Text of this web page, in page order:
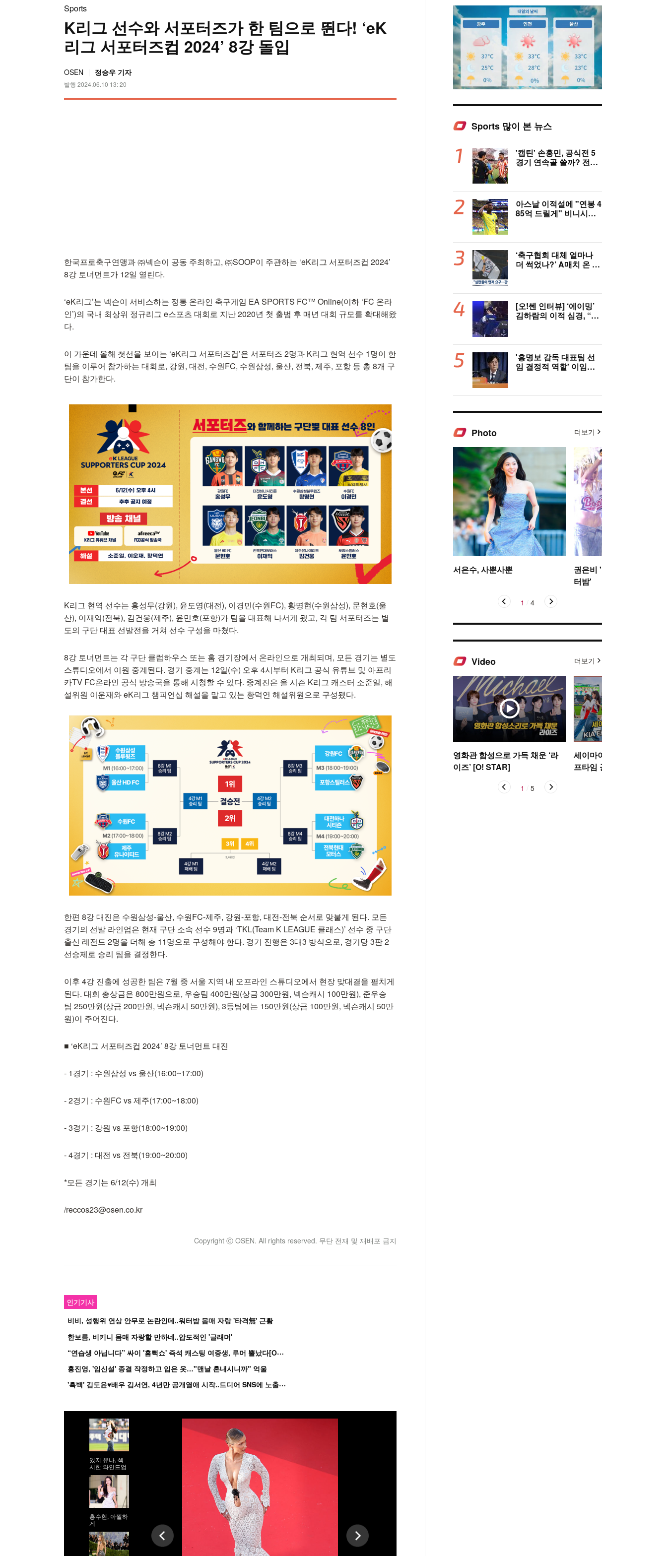
Sports
K리그 선수와 서포터즈가 한 팀으로 뛴다! ‘eK
리그 서포터즈컵 2024’ 8강 돌입
OSEN 정승우 기자
발행 2024.06.10 13: 20
한국프로축구연맹과 ㈜넥슨이 공동 주최하고, ㈜SOOP이 주관하는 ‘eK리그 서포터즈컵 2024’
8강 토너먼트가 12일 열린다.
‘eK리그’는 넥슨이 서비스하는 정통 온라인 축구게임 EA SPORTS FC™ Online(이하 ‘FC 온라
인’)의 국내 최상위 정규리그 e스포츠 대회로 지난 2020년 첫 출범 후 매년 대회 규모를 확대해왔
다.
이 가운데 올해 첫선을 보이는 ‘eK리그 서포터즈컵’은 서포터즈 2명과 K리그 현역 선수 1명이 한
팀을 이루어 참가하는 대회로, 강원, 대전, 수원FC, 수원삼성, 울산, 전북, 제주, 포항 등 총 8개 구
단이 참가한다.
K리그 현역 선수는 홍성무(강원), 윤도영(대전), 이경민(수원FC), 황명현(수원삼성), 문현호(울
산), 이재익(전북), 김건웅(제주), 윤민호(포항)가 팀을 대표해 나서게 됐고, 각 팀 서포터즈는 별
도의 구단 대표 선발전을 거쳐 선수 구성을 마쳤다.
8강 토너먼트는 각 구단 클럽하우스 또는 홈 경기장에서 온라인으로 개최되며, 모든 경기는 별도
스튜디오에서 이원 중계된다. 경기 중계는 12일(수) 오후 4시부터 K리그 공식 유튜브 및 아프리
카TV FC온라인 공식 방송국을 통해 시청할 수 있다. 중계진은 올 시즌 K리그 캐스터 소준일, 해
설위원 이운재와 eK리그 챔피언십 해설을 맡고 있는 황덕연 해설위원으로 구성됐다.
한편 8강 대진은 수원삼성-울산, 수원FC-제주, 강원-포항, 대전-전북 순서로 맞붙게 된다. 모든
경기의 선발 라인업은 현재 구단 소속 선수 9명과 ‘TKL(Team K LEAGUE 클래스)’ 선수 중 구단
출신 레전드 2명을 더해 총 11명으로 구성해야 한다. 경기 진행은 3대3 방식으로, 경기당 3판 2
선승제로 승리 팀을 결정한다.
이후 4강 진출에 성공한 팀은 7월 중 서울 지역 내 오프라인 스튜디오에서 현장 맞대결을 펼치게
된다. 대회 총상금은 800만원으로, 우승팀 400만원(상금 300만원, 넥슨캐시 100만원), 준우승
팀 250만원(상금 200만원, 넥슨캐시 50만원), 3등팀에는 150만원(상금 100만원, 넥슨캐시 50만
원)이 주어진다.
■ ‘eK리그 서포터즈컵 2024’ 8강 토너먼트 대진
- 1경기 : 수원삼성 vs 울산(16:00~17:00)
- 2경기 : 수원FC vs 제주(17:00~18:00)
- 3경기 : 강원 vs 포항(18:00~19:00)
- 4경기 : 대전 vs 전북(19:00~20:00)
*모든 경기는 6/12(수) 개최
/reccos23@osen.co.kr
Copyright ⓒ OSEN. All rights reserved. 무단 전재 및 재배포 금지
인기기사
비비, 성행위 연상 안무로 논란인데..워터밤 몸매 자랑 '타격無' 근황
한보름, 비키니 몸매 자랑할 만하네..압도적인 '글래머'
“
연습생 아닙니다” 싸이 '흠뻑쇼' 즉석 캐스팅 여중생, 루머 뿔났다[Oh!쎈 이...
홍진영, '임신설' 종결 작정하고 입은 옷…"맨날 혼내시니까" 억울
'
흑백' 김도윤♥배우 김서연, 4년만 공개열애 시작..드디어 SNS에 노출 [핫피...
있지 유나, 섹
시한 와인드업
홍수현, 아찔하
게
Sports 많이 본 뉴스
'캡틴' 손흥민, 공식전 5
경기 연속골 쏠까? 전반
1 전반 종료
아스날 이적설에 "연봉 4
85억 드릴게" 비니시우
‘축구협회 대체 얼마나
더 썩었나?’ A매치 온 외
않겠나?”
[오!쎈 인터뷰] ‘에이밍’
김하람의 이적 심경, “더
'홍명보 감독 대표팀 선
임 결정적 역할' 이임생
와 법정 공방 나선다
Photo 더보기
서은수, 사뿐사뿐
권은비 '야구장 더위 날리
터밤'
1 4
Video 더보기
영화관 함성으로 가득 채운 ‘라
이즈’ [O! STAR]
세이마이네임,'KIA 타이거
프타임 공연' [O!
1 5